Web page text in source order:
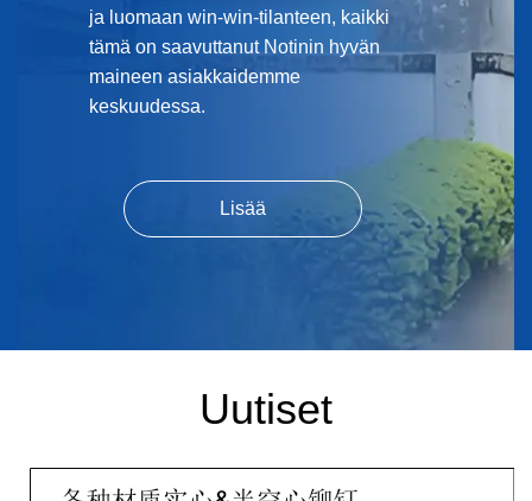
ja luomaan win-win-tilanteen, kaikki
tämä on saavuttanut Notinin hyvän
maineen asiakkaidemme
keskuudessa.
Lisää
Uutiset